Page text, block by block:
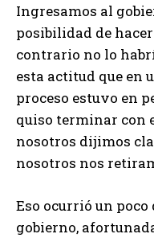
Ingresamos al
posibilidad de
contrario no lo
esta actitud que en
proceso estuvo en
quiso terminar con
nosotros dijimos
nosotros nos
Eso ocurrió un poco
gobierno,